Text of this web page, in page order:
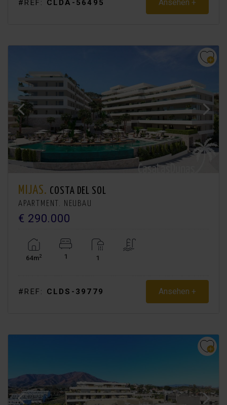
#REF: CLDA-56495 Ansehen +
MIJAS. COSTA DEL SOL
APARTMENT. NEUBAU
€ 290.000
64m2 1 1
#REF: CLDS-39779 Ansehen +